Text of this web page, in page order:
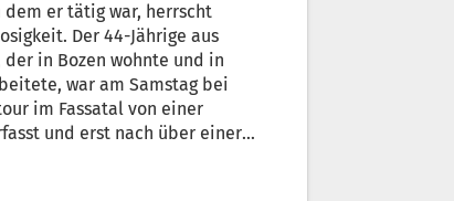
dem er tätig war, herrscht
Der 44-Jährige aus
der in Bozen wohnte und in
war am Samstag bei
im Fassatal von einer
und erst nach über einer